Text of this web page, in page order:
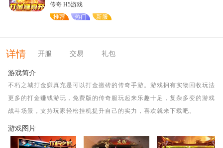
传奇 H5游戏
推荐
热门 新服
详情 开服 交易 礼包
游戏简介
不朽之城打金赚真充是可以打金搬砖的传奇手游。游戏拥有实物回收玩法
更多的打金赚钱游玩，免费版的传奇服玩起来乐趣十足，复杂多变的游戏
战斗场景，支持玩家轻松挂机提升自己的实力，喜欢就来下载吧。
游戏图片